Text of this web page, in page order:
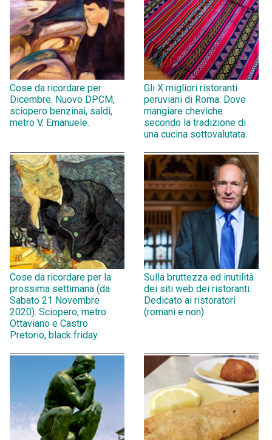
Cose da ricordare per
Dicembre. Nuovo DPCM,
sciopero benzinai, saldi,
metro V. Emanuele.
Gli X migliori ristoranti
peruviani di Roma. Dove
mangiare cheviche
secondo la tradizione di
una cucina sottovalutata.
Cose da ricordare per la
prossima settimana (da
Sabato 21 Novembre
2020). Sciopero, metro
Ottaviano e Castro
Pretorio, black friday.
Sulla bruttezza ed inutilità
dei siti web dei ristoranti.
Dedicato ai ristoratori
(romani e non).